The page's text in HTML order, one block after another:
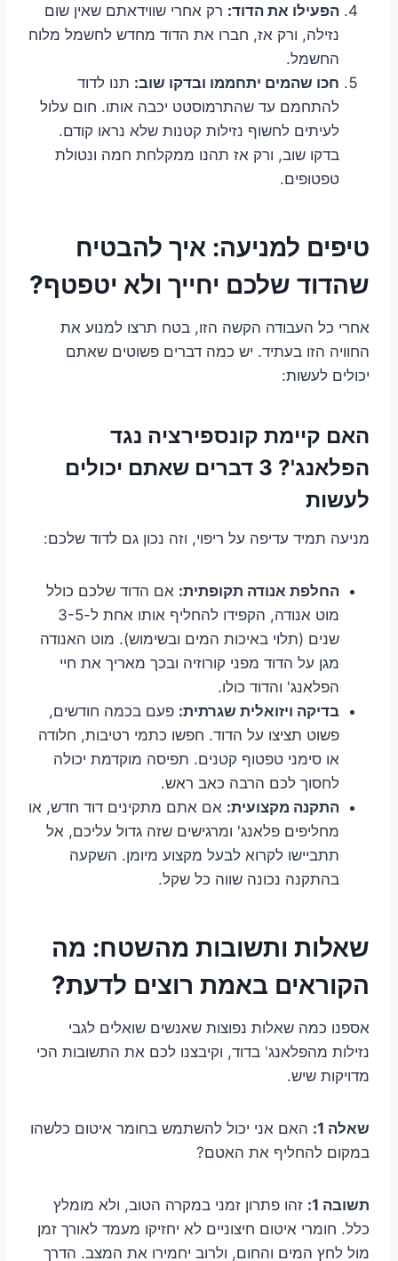
הפעילו את הדוד: רק אחרי שווידאתם שאין שום
נזילה, ורק אז, חברו את הדוד מחדש לחשמל מלוח
החשמל.
חכו שהמים יתחממו ובדקו שוב: תנו לדוד
להתחמם עד שהתרמוסטט יכבה אותו. חום עלול
לעיתים לחשוף נזילות קטנות שלא נראו קודם.
בדקו שוב, ורק אז תהנו ממקלחת חמה ונטולת
טפטופים.
טיפים למניעה: איך להבטיח
שהדוד שלכם יחייך ולא יטפטף?
אחרי כל העבודה הקשה הזו, בטח תרצו למנוע את
החוויה הזו בעתיד. יש כמה דברים פשוטים שאתם
יכולים לעשות:
האם קיימת קונספירציה נגד
הפלאנג'? 3 דברים שאתם יכולים
לעשות
מניעה תמיד עדיפה על ריפוי, וזה נכון גם לדוד שלכם:
החלפת אנודה תקופתית: אם הדוד שלכם כולל
מוט אנודה, הקפידו להחליף אותו אחת ל-3-5
שנים (תלוי באיכות המים ובשימוש). מוט האנודה
מגן על הדוד מפני קורוזיה ובכך מאריך את חיי
הפלאנג' והדוד כולו.
בדיקה ויזואלית שגרתית: פעם בכמה חודשים,
פשוט תציצו על הדוד. חפשו כתמי רטיבות, חלודה
או סימני טפטוף קטנים. תפיסה מוקדמת יכולה
לחסוך לכם הרבה כאב ראש.
התקנה מקצועית: אם אתם מתקינים דוד חדש, או
מחליפים פלאנג' ומרגישים שזה גדול עליכם, אל
תתביישו לקרוא לבעל מקצוע מיומן. השקעה
בהתקנה נכונה שווה כל שקל.
שאלות ותשובות מהשטח: מה
הקוראים באמת רוצים לדעת?
אספנו כמה שאלות נפוצות שאנשים שואלים לגבי
נזילות מהפלאנג' בדוד, וקיבצנו לכם את התשובות הכי
מדויקות שיש.
שאלה 1:
האם אני יכול להשתמש בחומר איטום כלשהו
במקום להחליף את האטם?
תשובה 1:
זהו פתרון זמני במקרה הטוב, ולא מומלץ
כלל. חומרי איטום חיצוניים לא יחזיקו מעמד לאורך זמן
מול לחץ המים והחום, ולרוב יחמירו את המצב. הדרך